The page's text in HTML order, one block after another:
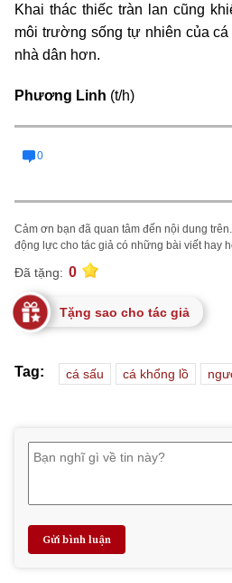
Khai thác thiếc tràn lan cũng
môi trường sống tự nhiên của
nhà dân hơn.
Phương Linh (t/h)
0
Cảm ơn bạn đã quan tâm đến nội dung
động lực cho tác giả có những bài viết hay
Đã tặng: 0
Tặng sao cho tác giả
Tag: cá sấu cá khổng lồ
Gửi bình luận